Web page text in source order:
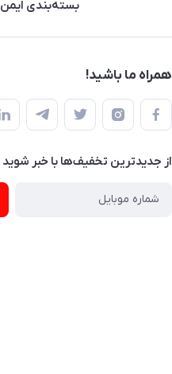
بسته‌بندی ایمن
همراه ما باشید!
از جدید‌ترین تخفیف‌ها با‌ خبر شوید